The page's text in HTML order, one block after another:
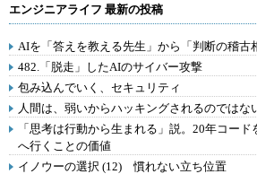
エンジニアライフ 最新の投稿
AIを「答えを教える先生」から「判断の稽古
482.「脱走」したAIのサイバー攻撃
包み込んでいく、セキュリティ
人間は、弱いからハッキングされるのではな
「思考は行動から生まれる」説。20年コー
へ行くことの価値
イノウーの選択 (12) 慣れない立ち位置